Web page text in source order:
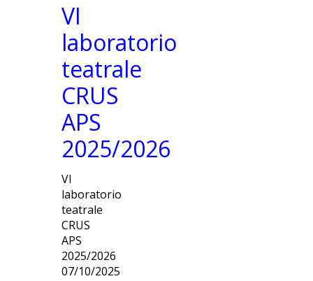
VI
laboratorio
teatrale
CRUS
APS
2025/2026
VI
laboratorio
teatrale
CRUS
APS
2025/2026
07/10/2025